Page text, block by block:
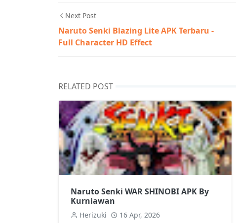
Next Post
Naruto Senki Blazing Lite APK Terbaru -
Full Character HD Effect
RELATED POST
Naruto Senki WAR SHINOBI APK By
Kurniawan
Herizuki 16 Apr, 2026